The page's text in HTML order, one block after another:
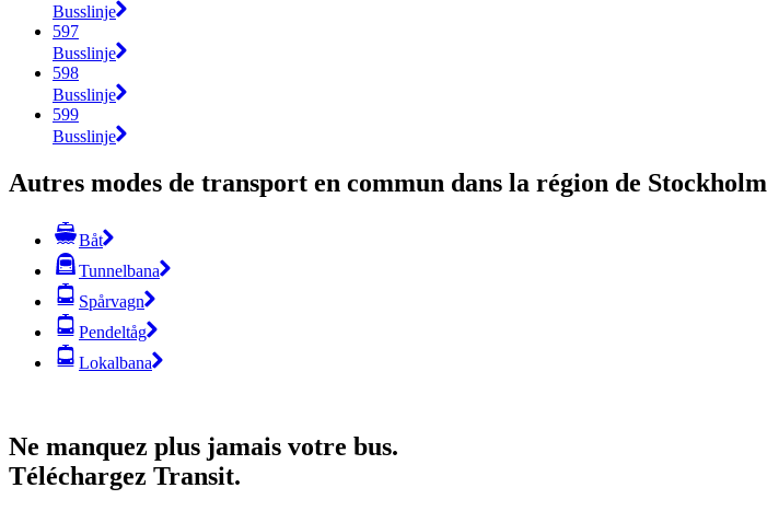
Busslinje
597
Busslinje
598
Busslinje
599
Busslinje
Autres modes de transport en commun dans la région de Stockholm
Båt
Tunnelbana
Spårvagn
Pendeltåg
Lokalbana
Ne manquez plus jamais votre bus.
Téléchargez Transit.